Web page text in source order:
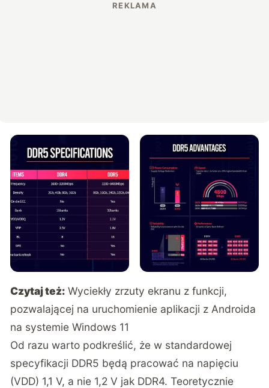
Czytaj też: Wyciekły zrzuty ekranu z funkcji,
pozwalającej na uruchomienie aplikacji z Androida
na systemie Windows 11
Od razu warto podkreślić, że w standardowej
specyfikacji DDR5 będą pracować na napięciu
(VDD) 1,1 V, a nie 1,2 V jak DDR4. Teoretycznie